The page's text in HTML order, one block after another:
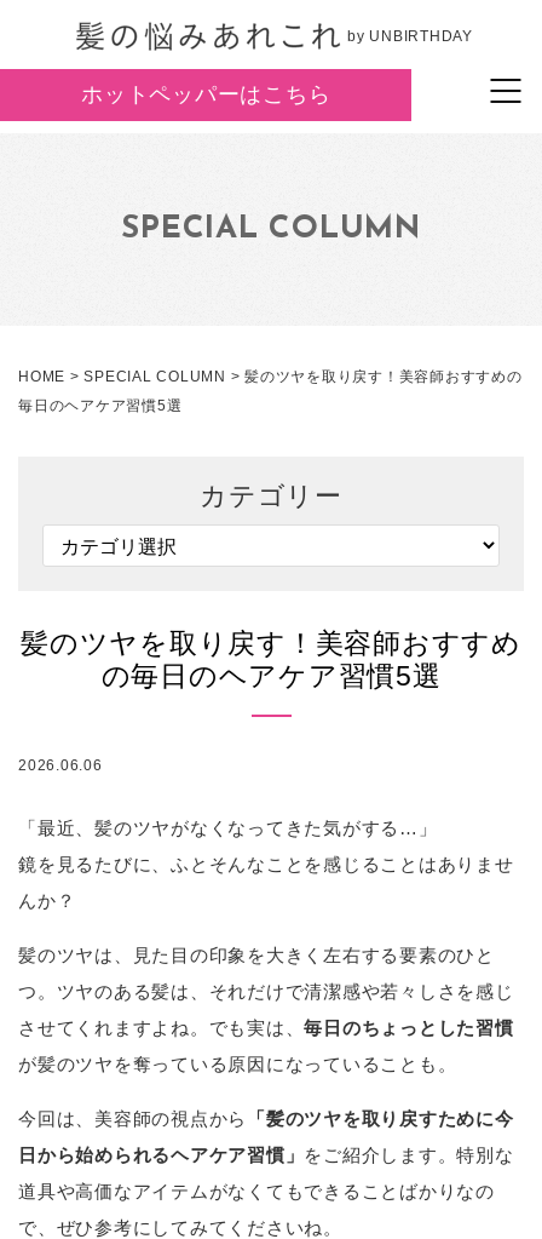
by UNBIRTHDAY
ホットペッパーはこちら
SPECIAL COLUMN
HOME >SPECIAL COLUMN > 髪のツヤを取り戻す！美容師おすすめの
毎日のヘアケア習慣5選
カテゴリー
髪のツヤを取り戻す！美容師おすすめ
の毎日のヘアケア習慣5選
2026.06.06
「最近、髪のツヤがなくなってきた気がする…」
鏡を見るたびに、ふとそんなことを感じることはありませ
んか？
髪のツヤは、見た目の印象を大きく左右する要素のひと
つ。ツヤのある髪は、それだけで清潔感や若々しさを感じ
させてくれますよね。でも実は、毎日のちょっとした習慣
が髪のツヤを奪っている原因になっていることも。
今回は、美容師の視点から
「髪のツヤを取り戻すために今
日から始められるヘアケア習慣」 をご紹介します。特別な
道具や高価なアイテムがなくてもできることばかりなの
で、ぜひ参考にしてみてくださいね。